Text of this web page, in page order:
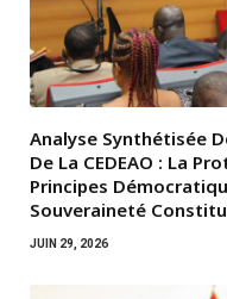
Analyse Synthétisée
De La CEDEAO : La
Principes
Souveraineté
JUIN 29, 2026